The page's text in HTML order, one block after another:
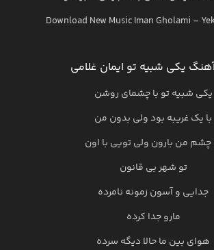
Download New MusicIman Gholami –
یکی شبیه تو ایمان غلامی
یکی شبیه تو با چشمای روشن
با یک غریبه بود ولی بدون من
چشم من بارون ولی تویی با اون
تو شهر بی قانون
جدایی و آسون زمونه نامرده
مارو جدا کرده
هوای بین ما حالا دیگه سرده